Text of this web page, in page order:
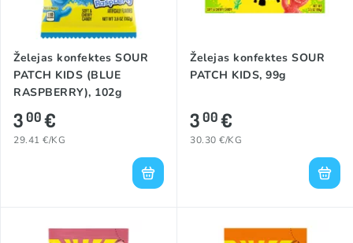
Želejas konfektes SOUR
PATCH KIDS (BLUE
RASPBERRY), 102g
300€
29.41 €/KG
Želejas konfektes SOUR
PATCH KIDS, 99g
300€
30.30 €/KG